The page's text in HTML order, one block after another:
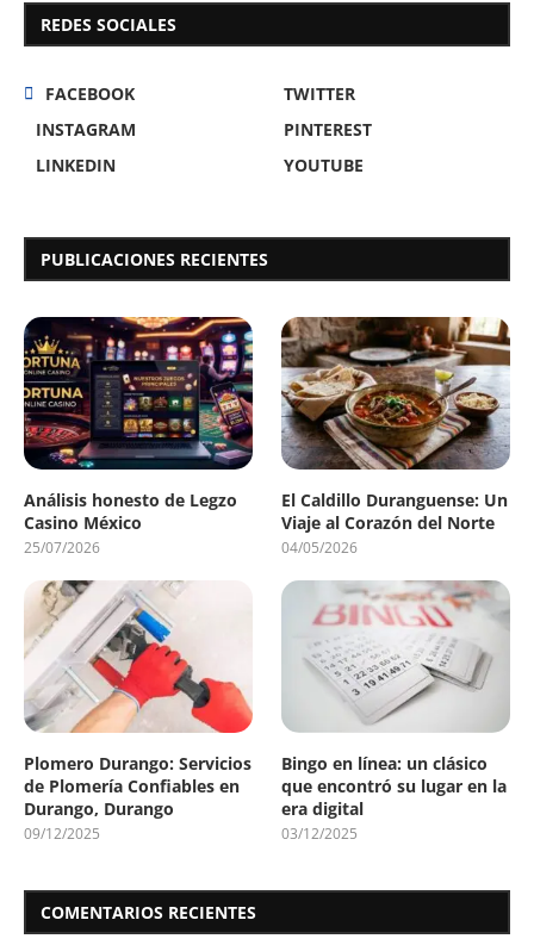
REDES SOCIALES
FACEBOOK
TWITTER
INSTAGRAM
PINTEREST
LINKEDIN
YOUTUBE
PUBLICACIONES RECIENTES
Análisis honesto de Legzo
Casino México
25/07/2026
El Caldillo Duranguense: Un
Viaje al Corazón del Norte
04/05/2026
Plomero Durango: Servicios
de Plomería Confiables en
Durango, Durango
09/12/2025
Bingo en línea: un clásico
que encontró su lugar en la
era digital
03/12/2025
COMENTARIOS RECIENTES